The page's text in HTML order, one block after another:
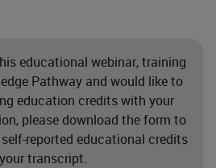
educational webinar, training
Pathway and would like to
education credits with your
please download the form to
reported educational credits
transcript.